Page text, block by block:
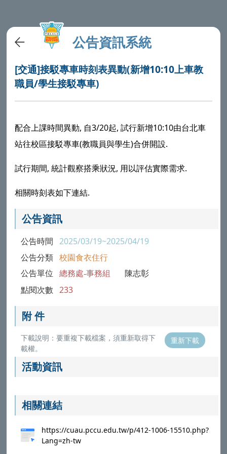
公告資訊系統
[交通]接駁專車時刻表異動(新增10:10上車教
職員/學生接駁專車)
配合上課時間異動, 自3/20起, 試行新增10:10由台北車
站往校區接駁專車(教職員與學生)合併開設.
試行期間, 統計觀察搭乘狀況, 用以評估實際需求.
相關時刻表如下連結.
公告資訊
公告時間 2025/03/19~2025/04/19
公告分類 校園食衣住行
公告單位 總務處-事務組 陳志彰
點閱次數 233
附 件
下載說明：要重複下載檔案，須重新取得下
載權。
重新下載
活動資訊
相關連結
https://cuau.pccu.edu.tw/p/412-1006-15510.php?
Lang=zh-tw